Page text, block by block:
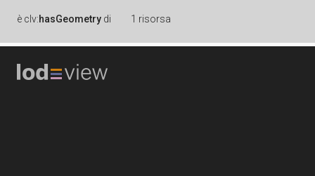
è clv:hasGeometry di 1 risorsa